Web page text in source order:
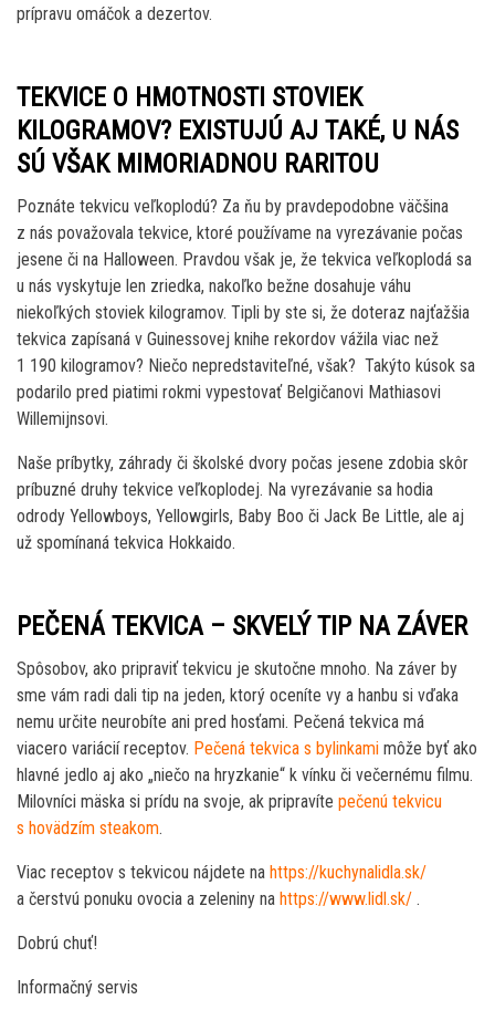
prípravu omáčok a dezertov.
TEKVICE O HMOTNOSTI STOVIEK
KILOGRAMOV? EXISTUJÚ AJ TAKÉ, U NÁS
SÚ VŠAK MIMORIADNOU RARITOU
Poznáte tekvicu veľkoplodú? Za ňu by pravdepodobne väčšina
z nás považovala tekvice, ktoré používame na vyrezávanie počas
jesene či na Halloween. Pravdou však je, že tekvica veľkoplodá sa
u nás vyskytuje len zriedka, nakoľko bežne dosahuje váhu
niekoľkých stoviek kilogramov. Tipli by ste si, že doteraz najťažšia
tekvica zapísaná v Guinessovej knihe rekordov vážila viac než
1 190 kilogramov? Niečo nepredstaviteľné, však? Takýto kúsok sa
podarilo pred piatimi rokmi vypestovať Belgičanovi Mathiasovi
Willemijnsovi.
Naše príbytky, záhrady či školské dvory počas jesene zdobia skôr
príbuzné druhy tekvice veľkoplodej. Na vyrezávanie sa hodia
odrody Yellowboys, Yellowgirls, Baby Boo či Jack Be Little, ale aj
už spomínaná tekvica Hokkaido.
PEČENÁ TEKVICA – SKVELÝ TIP NA ZÁVER
Spôsobov, ako pripraviť tekvicu je skutočne mnoho. Na záver by
sme vám radi dali tip na jeden, ktorý oceníte vy a hanbu si vďaka
nemu určite neurobíte ani pred hosťami. Pečená tekvica má
viacero variácií receptov. Pečená tekvica s bylinkami môže byť ako
hlavné jedlo aj ako „niečo na hryzkanie“ k vínku či večernému filmu.
Milovníci mäska si prídu na svoje, ak pripravíte pečenú tekvicu
s hovädzím steakom.
Viac receptov s tekvicou nájdete na https://kuchynalidla.sk/
a čerstvú ponuku ovocia a zeleniny na https://www.lidl.sk/ .
Dobrú chuť!
Informačný servis